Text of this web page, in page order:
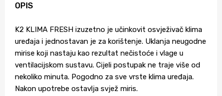
OPIS
K2 KLIMA FRESH izuzetno je učinkovit osvježivač klima
uređaja i jednostavan je za korištenje. Uklanja neugodne
mirise koji nastaju kao rezultat nečistoće i vlage u
ventilacijskom sustavu. Cijeli postupak ne traje više od
nekoliko minuta. Pogodno za sve vrste klima uređaja.
Nakon upotrebe ostavlja svjež miris.